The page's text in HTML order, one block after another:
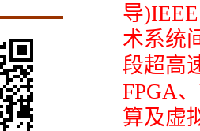
导
术系统
段超高
FPGA
算及虚